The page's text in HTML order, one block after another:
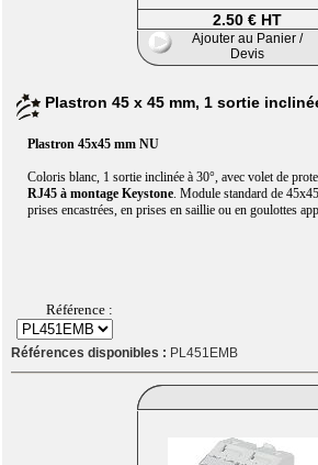
2.50 € HT
Ajouter au Panier /
Devis
Plastron 45 x 45 mm, 1 sortie
Plastron 45x45 mm NU
Coloris blanc, 1 sortie inclinée à 30°, avec volet de
RJ45 à montage Keystone. Module standard de
prises encastrées, en prises en saillie ou en goulottes
Référence :
Références disponibles : PL451EMB